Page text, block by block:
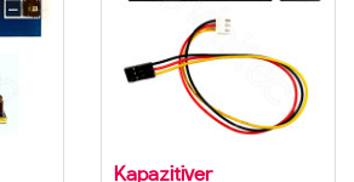
Kapazitiver